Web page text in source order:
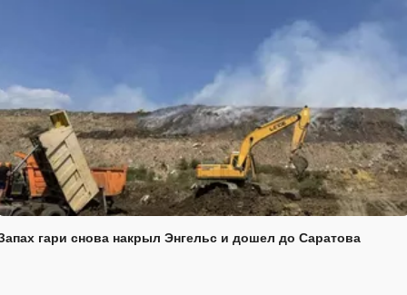
гари снова накрыл Энгельс и дошел до Саратова